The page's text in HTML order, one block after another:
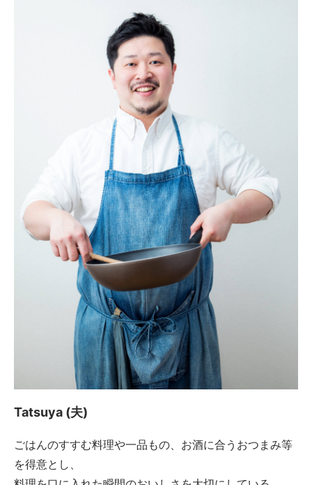
Tatsuya (夫)
ごはんのすすむ料理や一品もの、お酒に合うおつまみ等
を得意とし、